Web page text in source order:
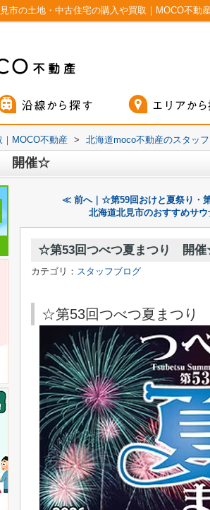
の土地・中古住宅の購入や買取｜MOCO不動
MOCO不動産 > 北海道moco不動産のスタッ
開催☆
≪ 前へ｜☆第59回おけと夏祭り・
北海道北見市のおすすめサ
☆第53回つべつ夏まつり 開
カテゴリ： スタッフブログ
☆第53回つべつ夏まつ